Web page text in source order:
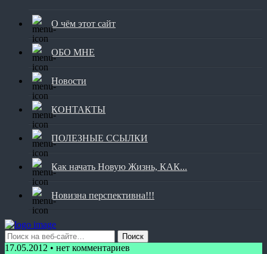
О чём этот сайт
ОБО МНЕ
Новости
КОНТАКТЫ
ПОЛЕЗНЫЕ ССЫЛКИ
Как начать Новую Жизнь, КАК...
Новизна перспективна!!!
17.05.2012 • нет комментариев